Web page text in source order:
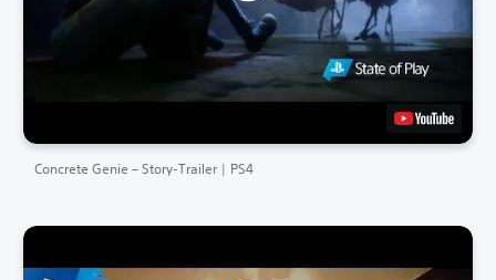
Concrete Genie – Story-Trailer | PS4